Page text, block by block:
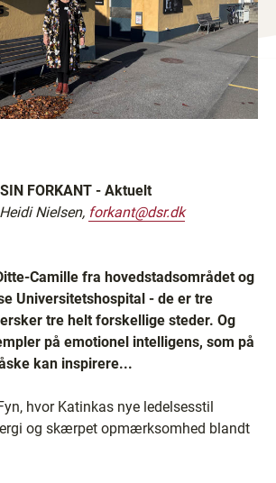
FORKANT - Aktuelt
Nielsen, forkant@dsr.dk
Camille fra hovedstadsområdet og
Universitetshospital - de er tre
tre helt forskellige steder. Og
på emotionel intelligens, som på
kan inspirere...
hvor Katinkas nye ledelsesstil
og skærpet opmærksomhed blandt